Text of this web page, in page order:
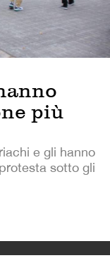
più
e gli hanno
sotto gli